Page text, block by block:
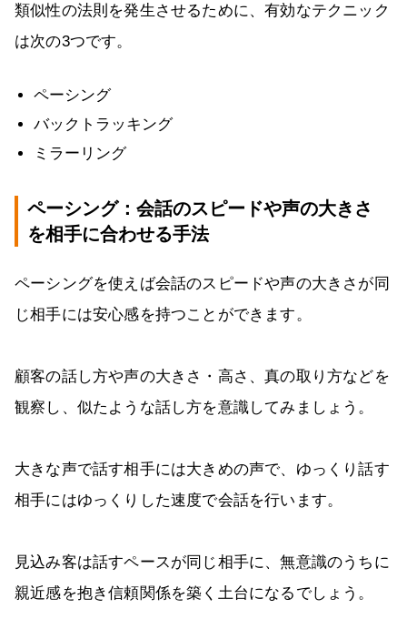
類似性の法則を発生させるために、有効なテクニック
は次の3つです。
ペーシング
バックトラッキング
ミラーリング
ペーシング：会話のスピードや声の大きさ
を相手に合わせる手法
ペーシングを使えば会話のスピードや声の大きさが同
じ相手には安心感を持つことができます。
顧客の話し方や声の大きさ・高さ、真の取り方などを
観察し、似たような話し方を意識してみましょう。
大きな声で話す相手には大きめの声で、ゆっくり話す
相手にはゆっくりした速度で会話を行います。
見込み客は話すペースが同じ相手に、無意識のうちに
親近感を抱き信頼関係を築く土台になるでしょう。